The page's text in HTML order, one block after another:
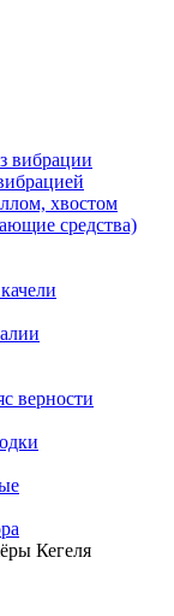
вибрации
хвостом
средства)
верности
Кегеля